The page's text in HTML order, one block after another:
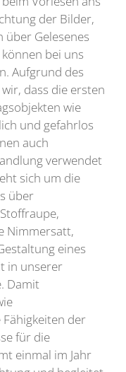
der Bilder,
über Gelesenes
bei uns
Aufgrund des
dass die ersten
wie
und gefahrlos
auch
verwendet
sich um die
über
Nimmersatt,
eines
in unserer
Damit
der
für die
einmal im Jahr